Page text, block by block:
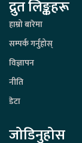
द्रुत लिङ्कहरू
हाम्रो बारेमा
सम्पर्क गर्नुहोस्
विज्ञापन
नीति
डेटा
जोडिनुहोस